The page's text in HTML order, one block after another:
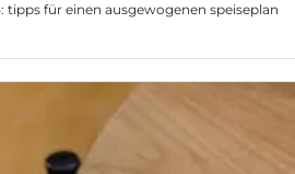
tipps für einen ausgewogenen speiseplan